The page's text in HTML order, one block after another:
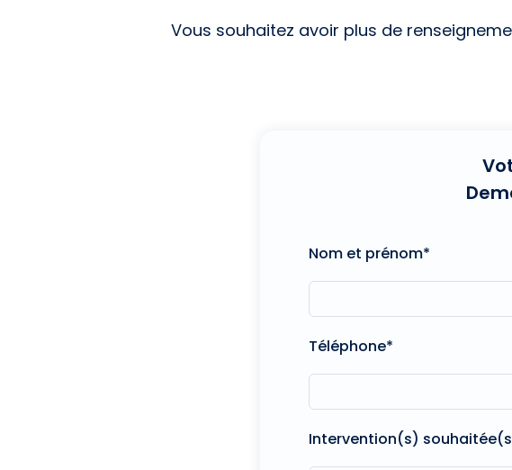
Vous souhaitez avoir plus de
Nom et prénom*
Téléphone*
Intervention(s)